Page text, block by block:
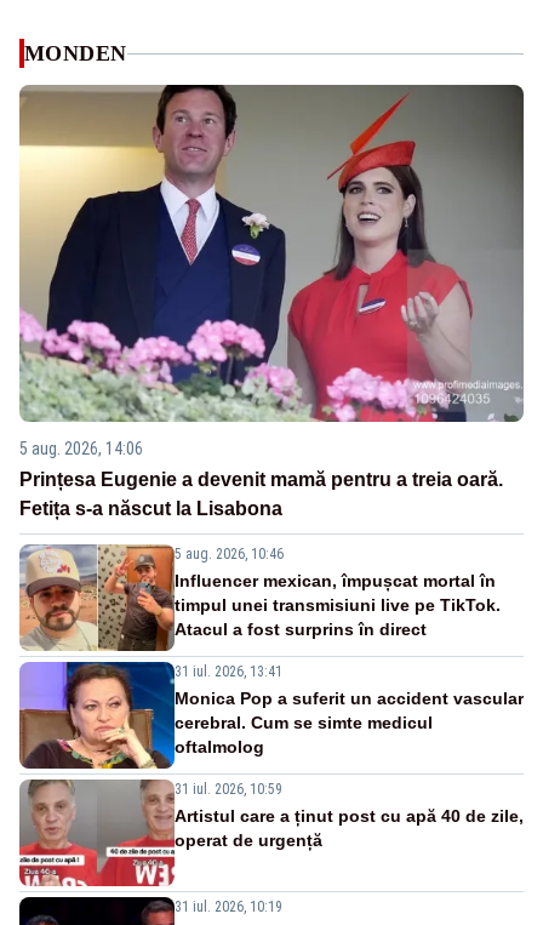
MONDEN
5 aug. 2026, 14:06
Prințesa Eugenie a devenit mamă pentru a treia oară.
Fetița s-a născut la Lisabona
5 aug. 2026, 10:46
Influencer mexican, împușcat mortal în
timpul unei transmisiuni live pe TikTok.
Atacul a fost surprins în direct
31 iul. 2026, 13:41
Monica Pop a suferit un accident vascular
cerebral. Cum se simte medicul
oftalmolog
31 iul. 2026, 10:59
Artistul care a ținut post cu apă 40 de zile,
operat de urgență
31 iul. 2026, 10:19